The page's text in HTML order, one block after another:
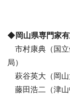
◆岡山県専門家
市村康典（国立
局）
萩谷英大（岡山
藤田浩二（津山